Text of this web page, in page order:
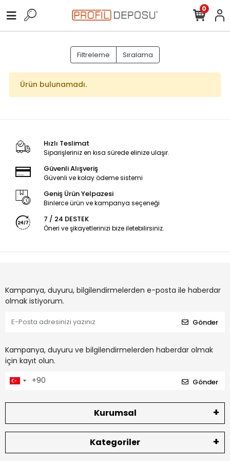
0
Filtreleme Sıralama
Ürün bulunamadı.
Hızlı Teslimat
Siparişleriniz en kısa sürede elinize ulaşır.
Güvenli Alışveriş
Güvenli ve kolay ödeme sistemi
Geniş Ürün Yelpazesi
Binlerce ürün ve kampanya seçeneği
7 / 24 DESTEK
Öneri ve şikayetlerinizi bize iletebilirsiniz.
Kampanya, duyuru, bilgilendirmelerden e-posta ile haberdar
olmak istiyorum.
Gönder
Kampanya, duyuru ve bilgilendirmelerden haberdar olmak
için kayıt olun.
Gönder
Kurumsal
Kategoriler